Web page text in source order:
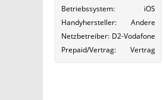
Betriebssystem
iOS
Handyhersteller
Andere
Netzbetreiber D2-Vodafone
Prepaid/Vertrag
Vertrag